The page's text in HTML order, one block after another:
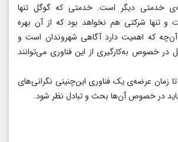
خدمتی دیگر است. خدمتی که گوگل تنها
و تنها شرکتی هم نخواهد بود که از آن بهره
آن‌چه که اهمیت دارد آگاهی شهروندان است و
در خصوص به‌کارگیری از این فناوری می‌توانند
زمان عرضه‌ی یک فناوری این‌چنینی نگرانی‌های
در خصوص آن‌ها بحث و تبادل نظر شود.